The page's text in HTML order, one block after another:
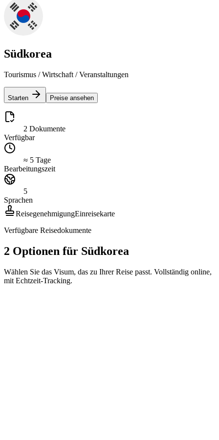
Südkorea
Tourismus / Wirtschaft / Veranstaltungen
Starten Preise ansehen
2 Dokumente
Verfügbar
≈ 5 Tage
Bearbeitungszeit
5
Sprachen
ReisegenehmigungEinreisekarte
Verfügbare Reisedokumente
2 Optionen für Südkorea
Wählen Sie das Visum, das zu Ihrer Reise passt. Vollständig online,
mit Echtzeit-Tracking.